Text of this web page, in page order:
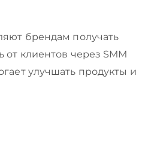
брендам получать
клиентов через SMM
улучшать продукты и